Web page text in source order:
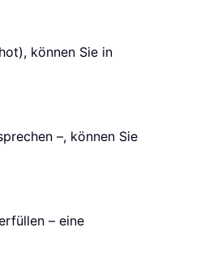
können Sie in
–, können Sie
– eine